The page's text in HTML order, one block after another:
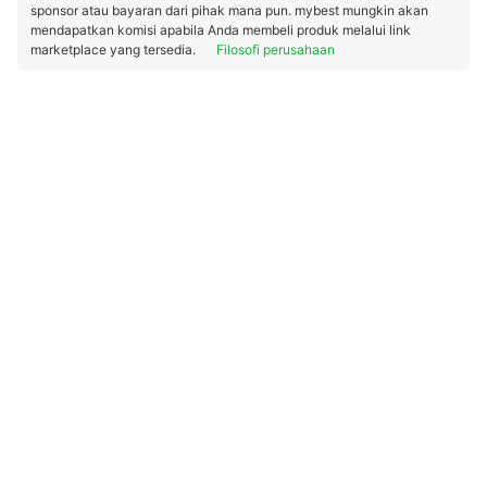
sponsor atau bayaran dari pihak mana pun. mybest mungkin akan
mendapatkan komisi apabila Anda membeli produk melalui link
marketplace yang tersedia.
Filosofi perusahaan